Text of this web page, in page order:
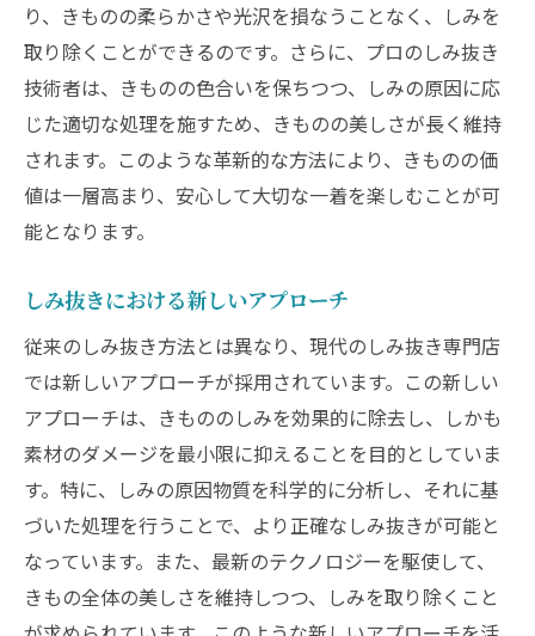
り、きものの柔らかさや光沢を損なうことなく、しみを
取り除くことができるのです。さらに、プロのしみ抜き
技術者は、きものの色合いを保ちつつ、しみの原因に応
じた適切な処理を施すため、きものの美しさが長く維持
されます。このような革新的な方法により、きものの価
値は一層高まり、安心して大切な一着を楽しむことが可
能となります。
しみ抜きにおける新しいアプローチ
従来のしみ抜き方法とは異なり、現代のしみ抜き専門店
では新しいアプローチが採用されています。この新しい
アプローチは、きもののしみを効果的に除去し、しかも
素材のダメージを最小限に抑えることを目的としていま
す。特に、しみの原因物質を科学的に分析し、それに基
づいた処理を行うことで、より正確なしみ抜きが可能と
なっています。また、最新のテクノロジーを駆使して、
きもの全体の美しさを維持しつつ、しみを取り除くこと